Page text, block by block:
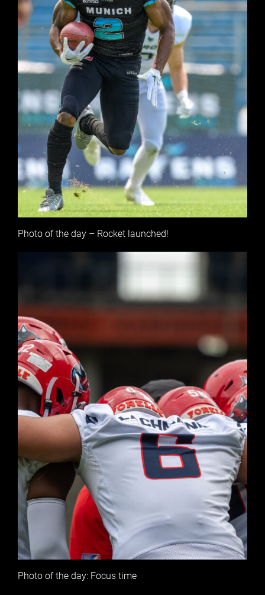
Photo of the day – Rocket launched!
Photo of the day: Focus time